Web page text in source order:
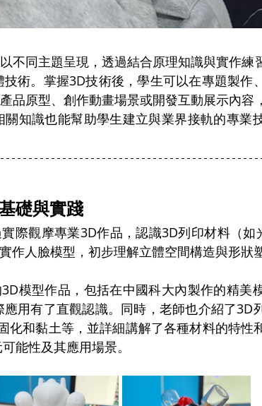
不同主題呈現，透過結合原理知識與實作練
術。掌握3D技術後，學生可以在專題製作
品原型、創作動畫場景或開發互動展示內容
知識也能幫助學生建立與業界接軌的專業
礎與實踐
際觀摩專業3D作品，認識3D列印材料（如
作人臉模型，初步理解立體空間構造與形狀塑
模型作品，包括在中國科大內製作的精美
用有了直觀認識。同時，老師也介紹了3D
化和黏土等，並詳細講解了各種材料的特性
能性及其應用場景。